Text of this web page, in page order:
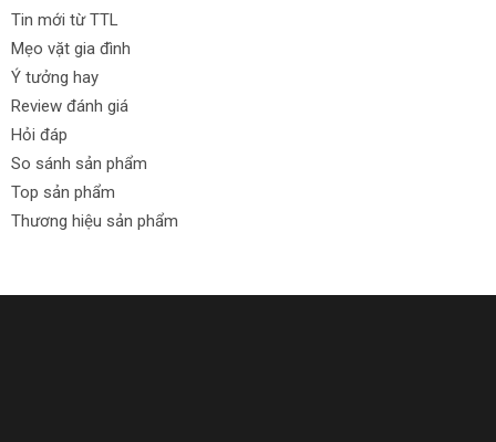
Tin mới từ TTL
Mẹo vặt gia đình
Ý tưởng hay
Review đánh giá
Hỏi đáp
So sánh sản phẩm
Top sản phẩm
Thương hiệu sản phẩm